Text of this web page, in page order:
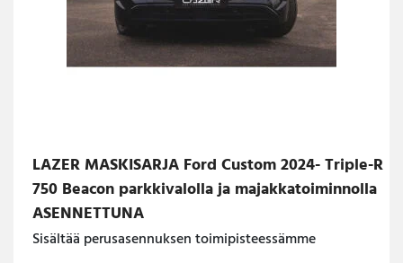
LAZER MASKISARJA Ford Custom 2024- Triple-R
750 Beacon parkkivalolla ja majakkatoiminnolla
ASENNETTUNA
Sisältää perusasennuksen toimipisteessämme